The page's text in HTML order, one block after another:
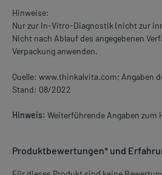
Hinweise:
Nur zur In-Vitro-Diagnostik (nicht zur
Nicht nach Ablauf des angegebenen
Verpackung anwenden.
Quelle: www.thinkalvita.com; Angaben
Stand: 08/2022
Hinweis: Weiterführende Angaben zum
Produktbewertungen* und